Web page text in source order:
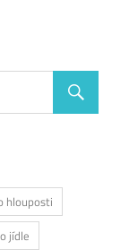
hlouposti
jídle